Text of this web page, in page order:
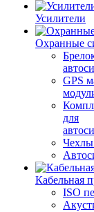
Усилители
Охранные
GPS
для
Чехлы
Кабельная
ISO